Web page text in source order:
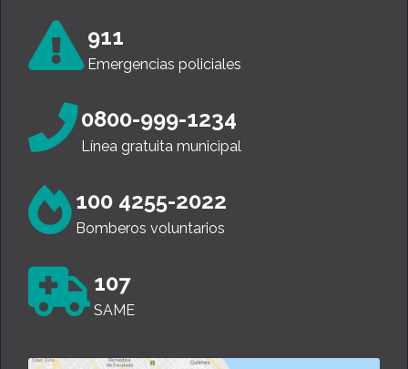
911
Emergencias policiales
0800-999-1234
Línea gratuita municipal
100 4255-2022
Bomberos voluntarios
107
SAME